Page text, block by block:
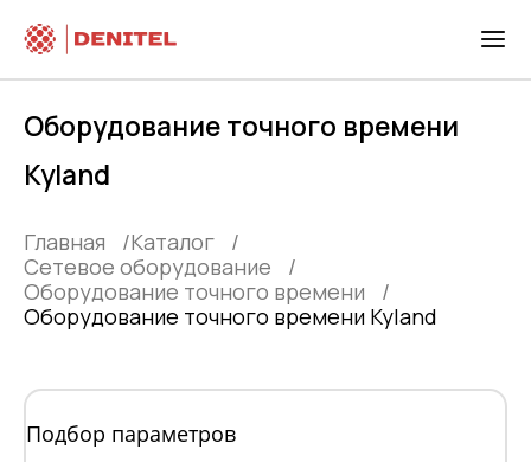
Оборудование точного времени
Kyland
Главная
Каталог
Сетевое оборудование
Оборудование точного времени
Оборудование точного времени Kyland
Подбор параметров